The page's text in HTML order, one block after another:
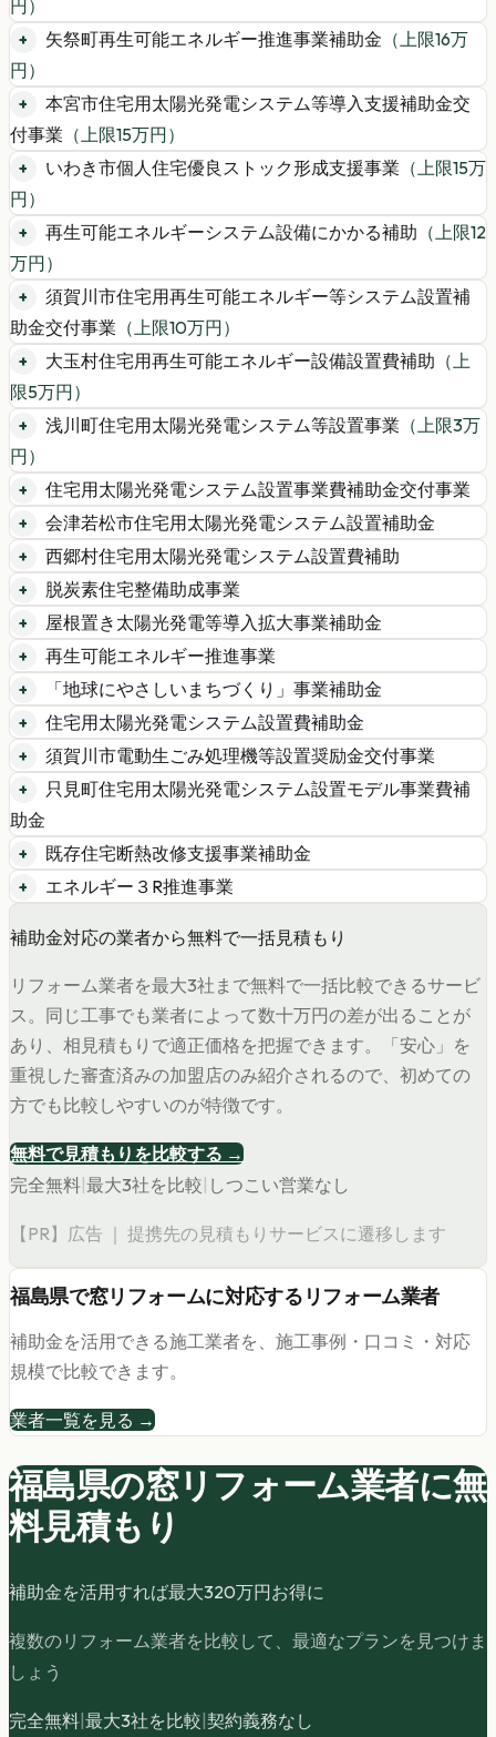
円）
矢祭町再生可能エネルギー推進事業補助金 （上限16万
円）
本宮市住宅用太陽光発電システム等導入支援補助金交
付事業 （上限15万円）
いわき市個人住宅優良ストック形成支援事業 （上限15万
円）
再生可能エネルギーシステム設備にかかる補助 （上限12
万円）
須賀川市住宅用再生可能エネルギー等システム設置補
助金交付事業 （上限10万円）
大玉村住宅用再生可能エネルギー設備設置費補助 （上
限5万円）
浅川町住宅用太陽光発電システム等設置事業 （上限3万
円）
住宅用太陽光発電システム設置事業費補助金交付事業
会津若松市住宅用太陽光発電システム設置補助金
西郷村住宅用太陽光発電システム設置費補助
脱炭素住宅整備助成事業
屋根置き太陽光発電等導入拡大事業補助金
再生可能エネルギー推進事業
「地球にやさしいまちづくり」事業補助金
住宅用太陽光発電システム設置費補助金
須賀川市電動生ごみ処理機等設置奨励金交付事業
只見町住宅用太陽光発電システム設置モデル事業費補
助金
既存住宅断熱改修支援事業補助金
エネルギー３R推進事業
補助金対応の業者から無料で一括見積もり
リフォーム業者を最大3社まで無料で一括比較できるサービ
ス。同じ工事でも業者によって数十万円の差が出ることが
あり、相見積もりで適正価格を把握できます。「安心」を
重視した審査済みの加盟店のみ紹介されるので、初めての
方でも比較しやすいのが特徴です。
無料で見積もりを比較する →
完全無料 最大3社を比較 しつこい営業なし
【PR】広告 ｜ 提携先の見積もりサービスに遷移します
福島県で窓リフォームに対応するリフォーム業者
補助金を活用できる施工業者を、施工事例・口コミ・対応
規模で比較できます。
業者一覧を見る →
福島県の窓リフォーム業者に無
料見積もり
補助金を活用すれば最大320万円お得に
複数のリフォーム業者を比較して、最適なプランを見つけま
しょう
完全無料|最大3社を比較|契約義務なし